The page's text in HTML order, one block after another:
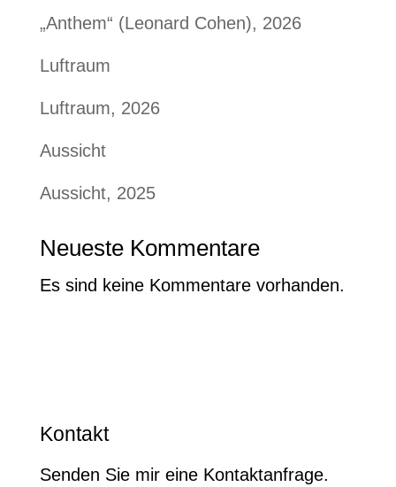
„Anthem“ (Leonard Cohen), 2026
Luftraum
Luftraum, 2026
Aussicht
Aussicht, 2025
Neueste Kommentare
Es sind keine Kommentare vorhanden.
Kontakt
Senden Sie mir eine Kontaktanfrage.